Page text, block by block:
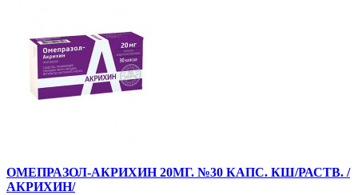
ОМЕПРАЗОЛ-АКРИХИН 20МГ. №30 КАПС. КШ/РАСТВ. /
АКРИХИН/